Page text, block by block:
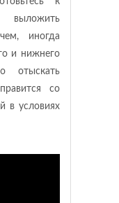
иногда
и нижнего
отыскать
со
в условиях